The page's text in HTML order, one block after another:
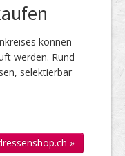
kön­nen
werden. Rund
selek­tierbar
»